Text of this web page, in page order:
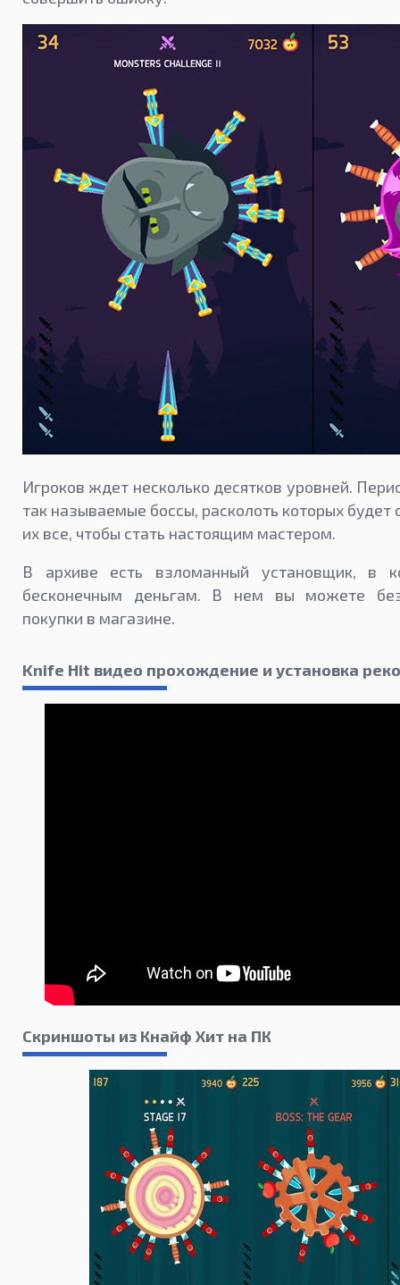
Игроков ждет несколько десятков уровней.
так называемые боссы, расколоть которых будет
их все, чтобы стать настоящим мастером.
В архиве есть взломанный установщик, в
бесконечным деньгам. В нем вы можете без
покупки в магазине.
Knife Hit видео прохождение и установка
Скриншоты из Кнайф Хит на ПК